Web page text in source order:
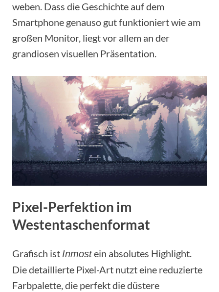
weben. Dass die Geschichte auf dem
Smartphone genauso gut funktioniert wie am
großen Monitor, liegt vor allem an der
grandiosen visuellen Präsentation.
Pixel-Perfektion im
Westentaschenformat
Grafisch ist Inmostein absolutes Highlight.
Die detaillierte Pixel-Art nutzt eine reduzierte
Farbpalette, die perfekt die düstere